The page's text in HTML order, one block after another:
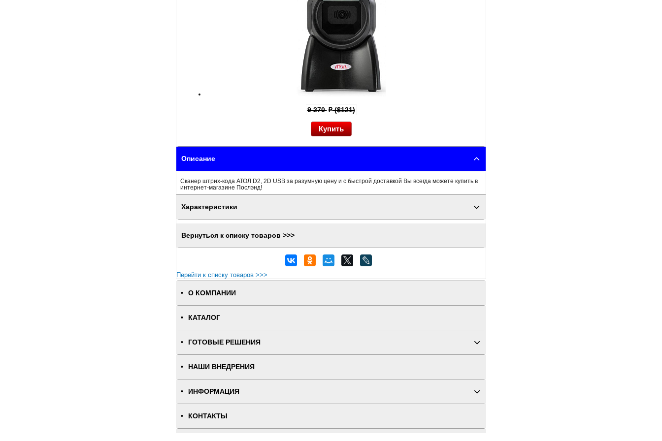
9 270p($121)
Описание
Сканер штрих-кода АТОЛ D2, 2D USB за разумную цену и с быстрой доставкой Вы всегда можете купить в
интернет-магазине Послэнд!
Характеристики
Вернуться к списку товаров >>>
Перейти к списку товаров >>>
О КОМПАНИИ
КАТАЛОГ
ГОТОВЫЕ РЕШЕНИЯ
НАШИ ВНЕДРЕНИЯ
ИНФОРМАЦИЯ
КОНТАКТЫ